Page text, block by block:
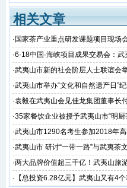
相关文章
· 国家茶产业重点研发课题项目现场
·6·18中国·海峡项目成果交易会：
金额51.38亿
·武夷山市新的社会阶层人士联谊会
·武夷山市举办“文化和自然遗产日”
·袁毅在武夷山会见佳龙集团董事长
·35家餐饮企业被授予武夷山市“明
位
·武夷山市1290名考生参加2018年
·武夷山市 研讨“一带一路”与武夷茶
看这里~
·两大品牌价值超三千亿！武夷山旅
品牌价值评价”榜
· 【总投资6.28亿元】武夷山又有4